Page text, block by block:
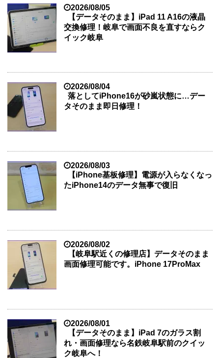
2026/08/05
【データそのまま】iPad 11 A16の液晶
交換修理！岐阜で画面不良を直すならク
イック岐阜
2026/08/04
落としてiPhone16が砂嵐状態に…デー
タそのまま即日修理！
2026/08/03
【iPhone基板修理】電源が入らなくなっ
たiPhone14のデータ無事で復旧
2026/08/02
【岐阜駅近くの修理店】データそのまま
画面修理可能です。iPhone 17ProMax
2026/08/01
【データそのまま】iPad 7のガラス割
れ・画面修理なら名鉄岐阜駅前のクイッ
ク岐阜へ！